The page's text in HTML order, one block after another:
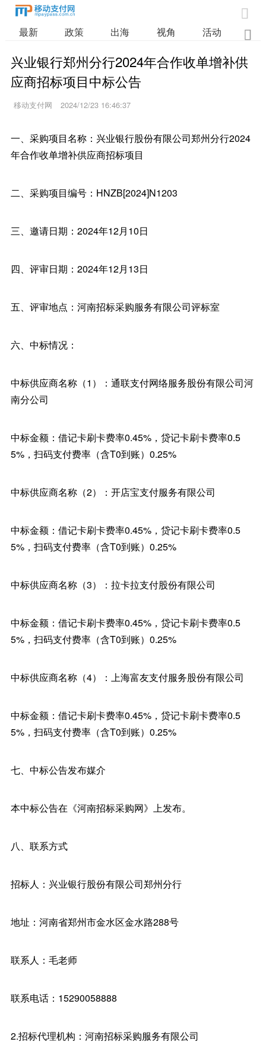

最新 政策 出海 视角 活动 业

兴业银行郑州分行2024年合作收单增补供
应商招标项目中标公告
移动支付网 2024/12/23 16:46:37
一、采购项目名称：兴业银行股份有限公司郑州分行2024
年合作收单增补供应商招标项目
二、采购项目编号：HNZB[2024]N1203
三、邀请日期：2024年12月10日
四、评审日期：2024年12月13日
五、评审地点：河南招标采购服务有限公司评标室
六、中标情况：
中标供应商名称（1）：通联支付网络服务股份有限公司河
南分公司
中标金额：借记卡刷卡费率0.45%，贷记卡刷卡费率0.5
5%，扫码支付费率（含T0到账）0.25%
中标供应商名称（2）：开店宝支付服务有限公司
中标金额：借记卡刷卡费率0.45%，贷记卡刷卡费率0.5
5%，扫码支付费率（含T0到账）0.25%
中标供应商名称（3）：拉卡拉支付股份有限公司
中标金额：借记卡刷卡费率0.45%，贷记卡刷卡费率0.5
5%，扫码支付费率（含T0到账）0.25%
中标供应商名称（4）：上海富友支付服务股份有限公司
中标金额：借记卡刷卡费率0.45%，贷记卡刷卡费率0.5
5%，扫码支付费率（含T0到账）0.25%
七、中标公告发布媒介
本中标公告在《河南招标采购网》上发布。
八、联系方式
招标人：兴业银行股份有限公司郑州分行
地址：河南省郑州市金水区金水路288号
联系人：毛老师
联系电话：15290058888
2.招标代理机构：河南招标采购服务有限公司